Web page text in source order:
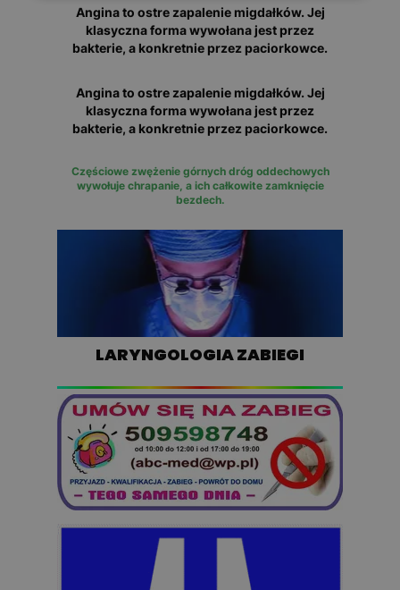
Angina to ostre zapalenie migdałków. Jej
klasyczna forma wywołana jest przez
bakterie, a konkretnie przez paciorkowce.
Angina to ostre zapalenie migdałków. Jej
klasyczna forma wywołana jest przez
bakterie, a konkretnie przez paciorkowce.
Częściowe zwężenie górnych dróg oddechowych
wywołuje chrapanie, a ich całkowite zamknięcie
bezdech.
LARYNGOLOGIA ZABIEGI